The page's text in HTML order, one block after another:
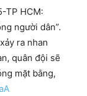
TP HCM:
người dân”.
ra nhan
quân đội sẽ
mặt bằng,